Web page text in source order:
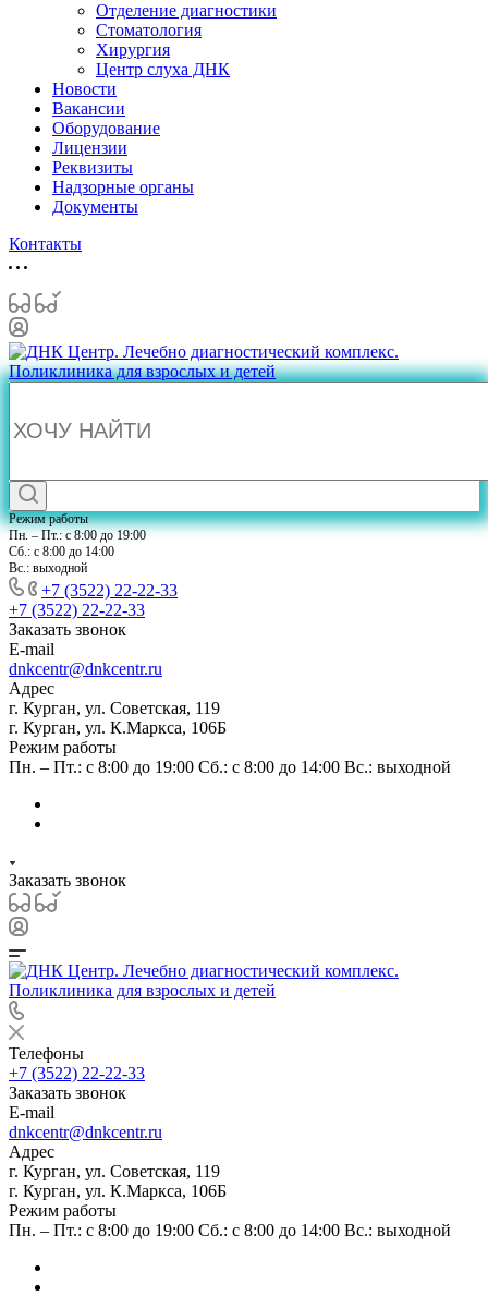
Отделение диагностики
Стоматология
Хирургия
Центр слуха ДНК
Новости
Вакансии
Оборудование
Лицензии
Реквизиты
Надзорные органы
Документы
Контакты
Режим работы
Пн. – Пт.: с 8:00 до 19:00
Сб.: с 8:00 до 14:00
Вс.: выходной
+7 (3522) 22-22-33
+7 (3522) 22-22-33
Заказать звонок
E-mail
dnkcentr@dnkcentr.ru
Адрес
г. Курган, ул. Советская, 119
г. Курган, ул. К.Маркса, 106Б
Режим работы
Пн. – Пт.: с 8:00 до 19:00 Сб.: с 8:00 до 14:00 Вс.: выходной
Заказать звонок
Телефоны
+7 (3522) 22-22-33
Заказать звонок
E-mail
dnkcentr@dnkcentr.ru
Адрес
г. Курган, ул. Советская, 119
г. Курган, ул. К.Маркса, 106Б
Режим работы
Пн. – Пт.: с 8:00 до 19:00 Сб.: с 8:00 до 14:00 Вс.: выходной